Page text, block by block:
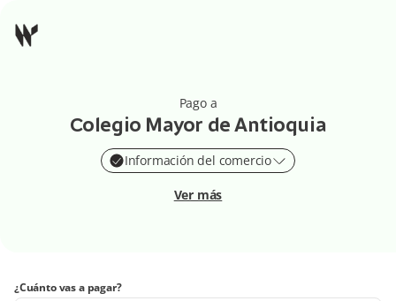
Pago a
Colegio Mayor de Antioquia
Información del comercio
Ver más
¿Cuánto vas a pagar?